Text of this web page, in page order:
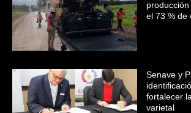
el 73 % de
Senave y
fortalecer
varietal